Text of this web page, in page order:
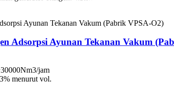
Adsorpsi Ayunan Tekanan Vakum
jam
menurut vol.